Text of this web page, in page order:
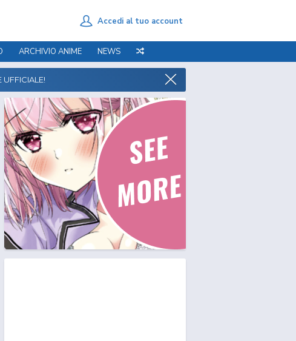
Accedi al tuo account
ARCHIVIO ANIME NEWS
UFFICIALE!